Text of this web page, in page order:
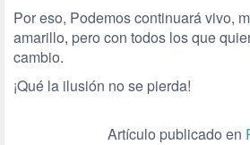
Por eso, Podemos continuará vivo,
amarillo, pero con todos los que
cambio.
¡Qué la ilusión no se pierda!
Artículo publicado en